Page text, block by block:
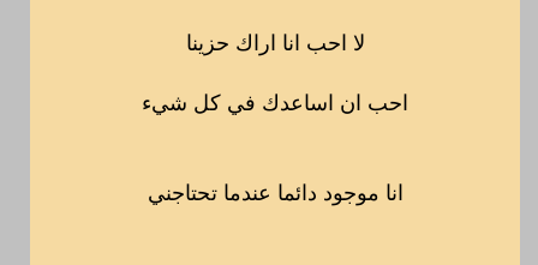
لا احب انا اراك حزينا
احب ان اساعدك في كل شيء
انا موجود دائما عندما تحتاجني